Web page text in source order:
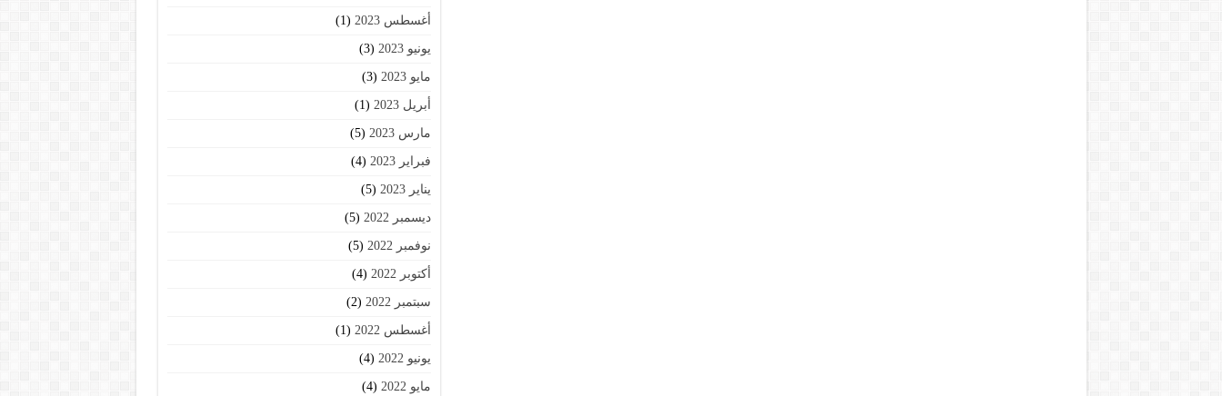
أغسطس 2023 (1)
يونيو 2023 (3)
مايو 2023 (3)
أبريل 2023 (1)
مارس 2023 (5)
فبراير 2023 (4)
يناير 2023 (5)
ديسمبر 2022 (5)
نوفمبر 2022 (5)
أكتوبر 2022 (4)
سبتمبر 2022 (2)
أغسطس 2022 (1)
يونيو 2022 (4)
مايو 2022 (4)